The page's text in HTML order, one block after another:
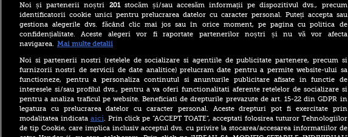
pașapoarte din lume în
2026. Pe ce loc se află
România și câte destinații
pot vizita românii fără viză
Ce l-a nemulțumit pe
Zelenski la Belgrad, în
prima sa vizită oficială în
Serbia: „Ucraina nu are timp
pentru scepticism”
Noi și partenerii noștri 201stocăm și/sau accesăm informații pe dispozitivul dvs., precum
identificatorii cookie unici pentru prelucrarea datelor cu caracter personal. Puteți accepta sau
gestiona alegerile dvs. făcând clic mai jos sau în orice moment, pe pagina cu politica de
confidențialitate. Aceste alegeri vor fi raportate partenerilor noștri și nu vă vor afecta
navigarea. Mai multe detalii
Noi si partenerii nostri (retelele de socializare si agentiile de publicitate partenere, precum si
furnizorii nostri de servicii de date analitice) prelucram date pentru a permite website-ului sa
functioneze, pentru a personaliza continutul si anunturile publicitare afisate in functie de
interesele si/sau profilul dvs., pentru a va oferi functionalitati aferente retelelor de socializare si
pentru a analiza traficul pe website. Beneficiati de drepturile prevazute de art. 15-22 din GDPR in
legatura cu prelucrarea datelor cu caracter personal. Aceste drepturi pot fi exercitate prin
modalitatea indicata aici. Prin click pe “ACCEPT TOATE”, acceptati folosirea tuturor Tehnologiilor
de tip Cookie, care implica inclusiv acceptul dvs. cu privire la stocarea/accesarea informatiilor de